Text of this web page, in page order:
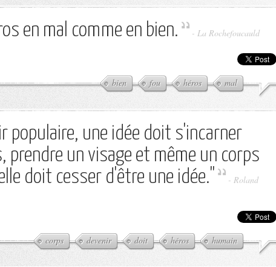
en mal comme en bien. - La Rochefoucauld
bien fou héros mal
populaire, une idée doit s'incarner
prendre un visage et même un corps
doit cesser d'être une idée."
- Roland
corps devenir doit héros humain